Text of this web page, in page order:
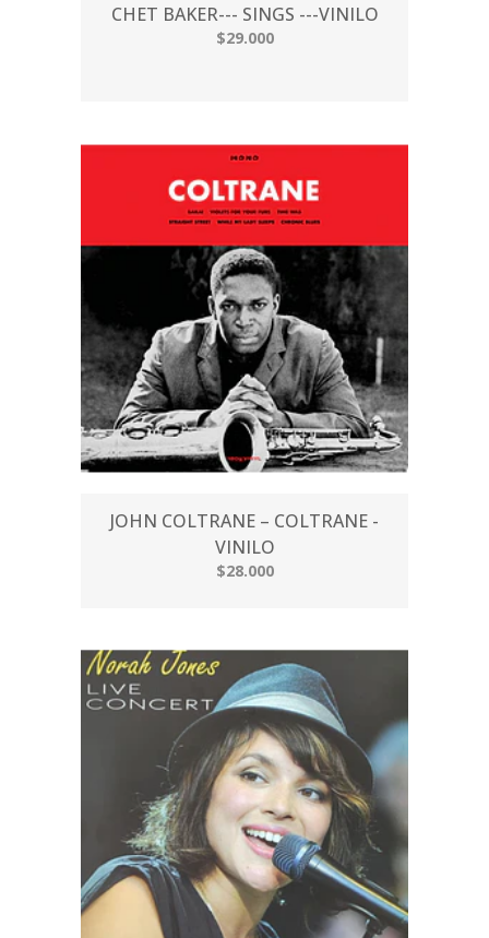
CHET BAKER--- SINGS ---VINILO
$29.000
JOHN COLTRANE – COLTRANE -
VINILO
$28.000